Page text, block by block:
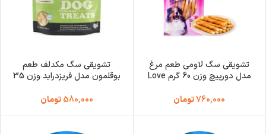
تشویقی سگ لاومی طعم مرغ
مدل دورپیچ وزن 60 گرم Love
760,000تومان
تشویقی سگ مکدلف طعم
بوقلمون مدل فریزدراید وزن 35
580,000 تومان